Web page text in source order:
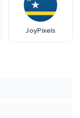
JoyPixels